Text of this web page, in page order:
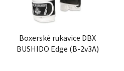
Boxerské rukavice DBX
BUSHIDO Edge (B-2v3A)